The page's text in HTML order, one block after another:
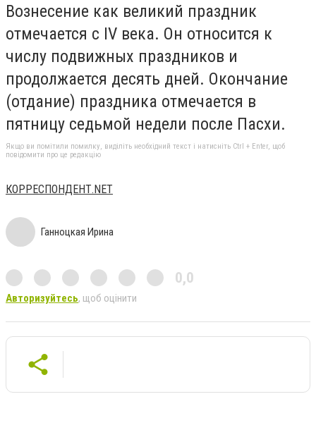
Вознесение как великий праздник
отмечается с IV века. Он относится к
числу подвижных праздников и
продолжается десять дней. Окончание
(отдание) праздника отмечается в
пятницу седьмой недели после Пасхи.
Якщо ви помітили помилку, виділіть необхідний текст і натисніть Ctrl + Enter, щоб
повідомити про це редакцію
КОРРЕСПОНДЕНТ.NET
Ганноцкая Ирина
0,0
Авторизуйтесь, щоб оцінити